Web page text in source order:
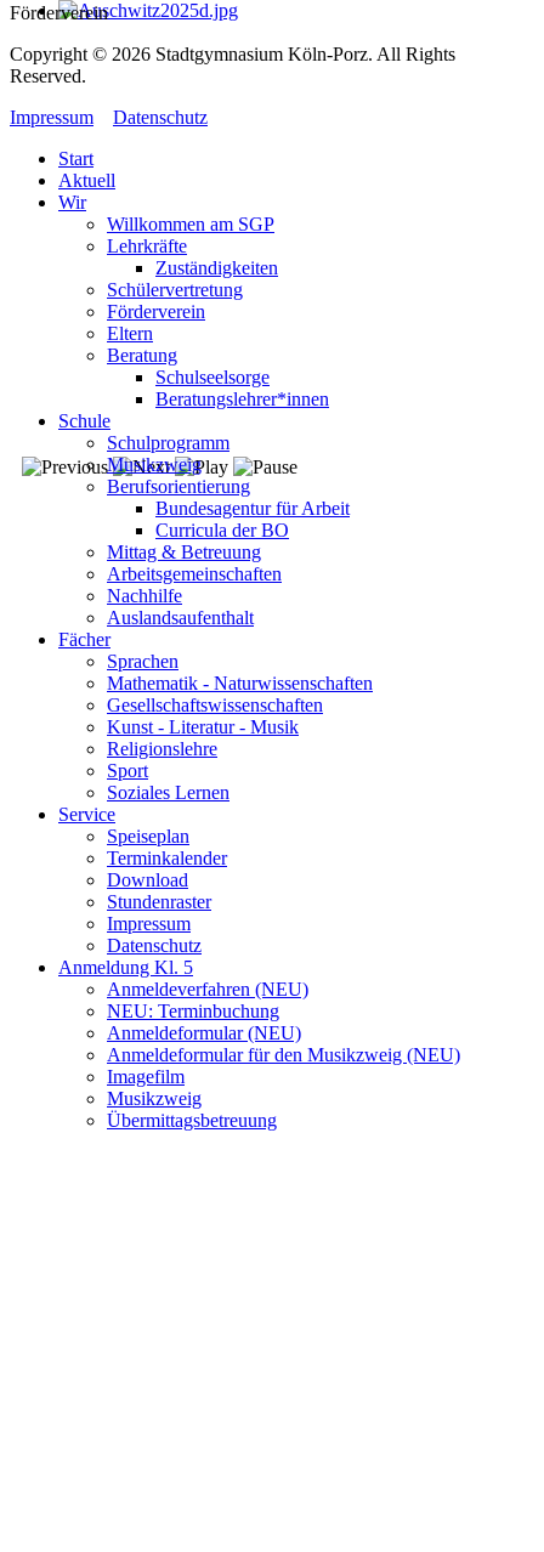
Förderverein
Copyright © 2026 Stadtgymnasium Köln-Porz. All Rights
Reserved.
Impressum
Datenschutz
Start
Aktuell
Wir
Willkommen am SGP
Lehrkräfte
Zuständigkeiten
Schülervertretung
Förderverein
Eltern
Beratung
Schulseelsorge
Beratungslehrer*innen
Schule
Schulprogramm
Musikzweig
Berufsorientierung
Bundesagentur für Arbeit
Curricula der BO
Mittag & Betreuung
Arbeitsgemeinschaften
Nachhilfe
Auslandsaufenthalt
Fächer
Sprachen
Mathematik - Naturwissenschaften
Gesellschaftswissenschaften
Kunst - Literatur - Musik
Religionslehre
Sport
Soziales Lernen
Service
Speiseplan
Terminkalender
Download
Stundenraster
Impressum
Datenschutz
Anmeldung Kl. 5
Anmeldeverfahren (NEU)
NEU: Terminbuchung
Anmeldeformular (NEU)
Anmeldeformular für den Musikzweig (NEU)
Imagefilm
Musikzweig
Übermittagsbetreuung